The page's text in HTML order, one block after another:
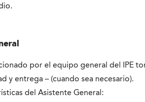
por el equipo general del IPE
y entrega – (cuando sea necesario).
del Asistente General: